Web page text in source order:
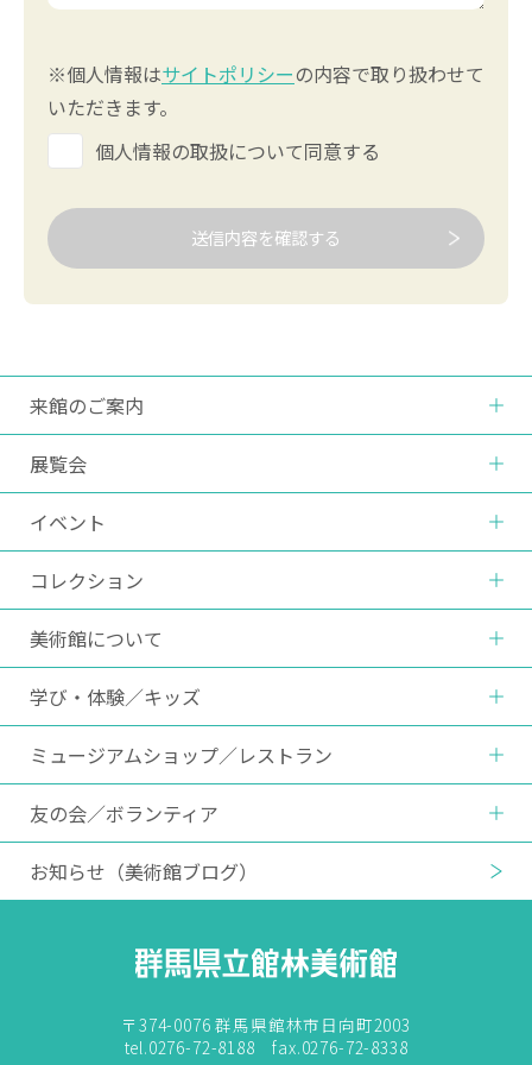
※個人情報はサイトポリシーの内容で取り扱わせて
いただきます。
個人情報の取扱について同意する
送信内容を確認する
来館のご案内
展覧会
イベント
コレクション
美術館について
学び・体験／キッズ
ミュージアムショップ／レストラン
友の会／ボランティア
お知らせ （美術館ブログ）
〒374-0076 群馬県館林市日向町2003
tel.0276-72-8188 fax.0276-72-8338